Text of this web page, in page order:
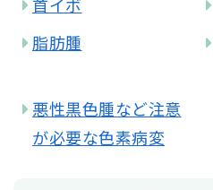
首イボ
脂肪腫
悪性黒色腫など注意
が必要な色素病変